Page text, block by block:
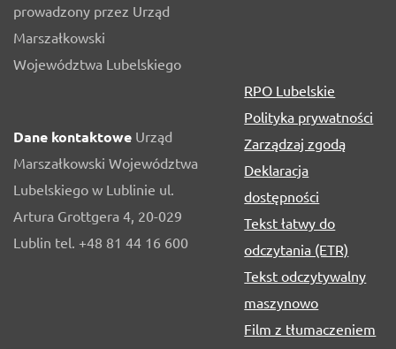
prowadzony przez Urząd
Marszałkowski
Województwa Lubelskiego
Dane kontaktowe Urząd
Marszałkowski Województwa
Lubelskiego w Lublinie ul.
Artura Grottgera 4, 20-029
Lublin tel. +48 81 44 16 600
RPO Lubelskie
Polityka prywatności
Zarządzaj zgodą
Deklaracja
dostępności
Tekst łatwy do
odczytania (ETR)
Tekst odczytywalny
maszynowo
Film z tłumaczeniem